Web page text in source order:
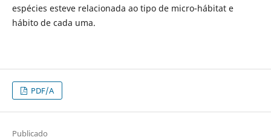
espécies esteve relacionada ao tipo de micro-hábitat e
hábito de cada uma.
PDF/A
Publicado